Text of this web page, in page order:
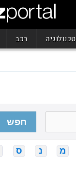
טכנולוגיה רכב
חפש
מ נ ס